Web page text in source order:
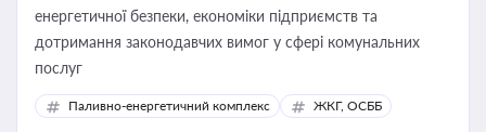
енергетичної безпеки, економіки підприємств та
дотримання законодавчих вимог у сфері комунальних
послуг
Паливно-енергетичний комплекс ЖКГ, ОСББ